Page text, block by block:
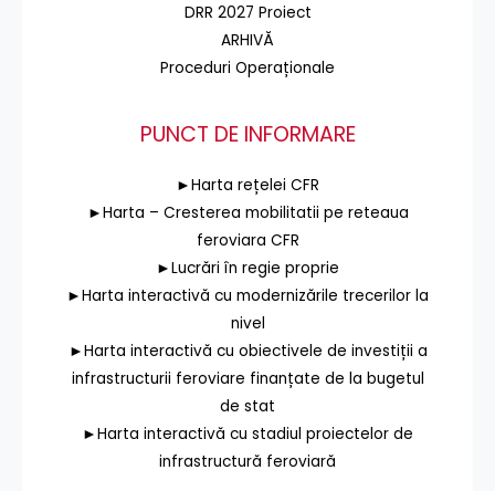
DRR 2027 Proiect
ARHIVĂ
Proceduri Operaționale
PUNCT DE INFORMARE
►Harta rețelei CFR
►Harta – Cresterea mobilitatii pe reteaua
feroviara CFR
►Lucrări în regie proprie
►Harta interactivă cu modernizările trecerilor la
nivel
►Harta interactivă cu obiectivele de investiții a
infrastructurii feroviare finanțate de la bugetul
de stat
►Harta interactivă cu stadiul proiectelor de
infrastructură feroviară